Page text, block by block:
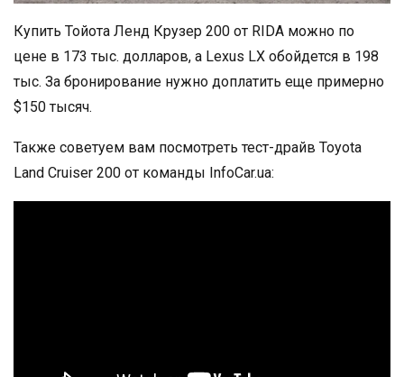
Купить Тойота Ленд Крузер 200 от RIDA можно по
цене в 173 тыс. долларов, а Lexus LX обойдется в 198
тыс. За бронирование нужно доплатить еще примерно
$150 тысяч.
Также советуем вам посмотреть тест-драйв Toyota
Land Cruiser 200 от команды InfoCar.ua: